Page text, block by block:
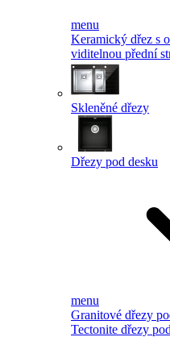
menu
Keramický dřez s
viditelnou přední
Skleněné dřezy
Dřezy pod desku
menu
Granitové dřezy
Tectonite dřezy